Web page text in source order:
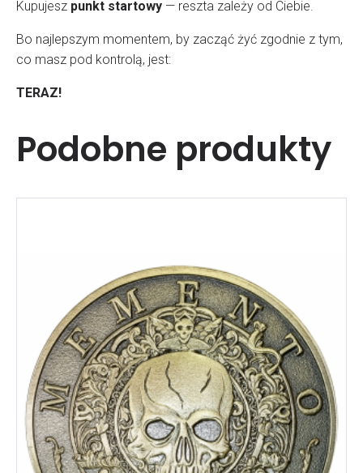
Kupujesz punkt startowy — reszta zależy od Ciebie.
Bo najlepszym momentem, by zacząć żyć zgodnie z tym,
co masz pod kontrolą, jest:
TERAZ!
Podobne produkty